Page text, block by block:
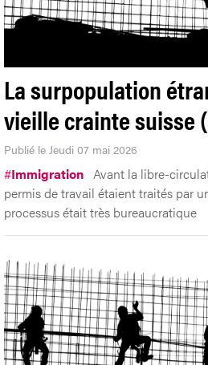
La surpopulation
vieille crainte suisse
Publié le Jeudi 07 mai 2026
#Immigration Avant la libre-
permis de travail étaient traités par
processus était très bureaucratique